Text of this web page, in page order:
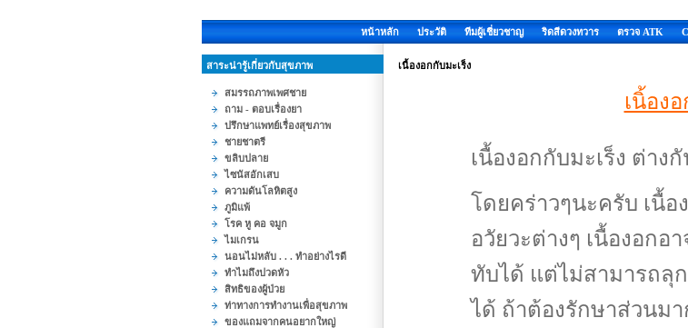
หน้าหลัก ประวัติ ทีมผู้เชี่ยวชาญ ริดสีดวงทวาร ตรวจ ATK
สาระน่ารู้เกี่ยวกับสุขภาพ
สมรรถภาพเพศชาย
ถาม - ตอบเรื่องยา
ปรึกษาแพทย์เรื่องสุขภาพ
ชายชาตรี
ขลิบปลาย
ไซนัสอักเสบ
ความดันโลหิตสูง
ภูมิแพ้
โรค หู คอ จมูก
ไมเกรน
นอนไม่หลับ . . . ทำอย่างไรดี
ทำไมถึงปวดหัว
สิทธิของผู้ป่วย
ท่าทางการทำงานเพื่อสุขภาพ
ของแถมจากคนอยากใหญ่
เนื้องอกกับมะเร็ง
เนิ้อง
เนื้องอกกับมะเร็ง ต่าง
โดยคร่าวๆนะครับ เนื้
อวัยวะต่างๆ เนื้องอก
ทับได้ แต่ไม่สามารถลุก
ได้ ถ้าต้องรักษาส่วนม